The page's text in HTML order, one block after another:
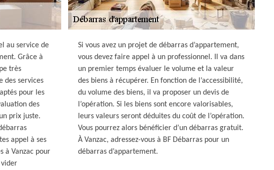
au service de
Grâce à
très
des services
pour les
des
prix juste.
appel à ses
à Vanzac pour
vider
Si vous avez un projet de débarras d’appartement,
vous devez faire appel à un professionnel. Il va dans
un premier temps évaluer le volume et la valeur
des biens à récupérer. En fonction de l’accessibilité,
du volume des biens, il va proposer un devis de
l’opération. Si les biens sont encore valorisables,
leurs valeurs seront déduites du coût de l’opération.
Vous pourrez alors bénéficier d’un débarras gratuit.
À Vanzac, adressez-vous à BF Débarras pour un
débarras d’appartement.